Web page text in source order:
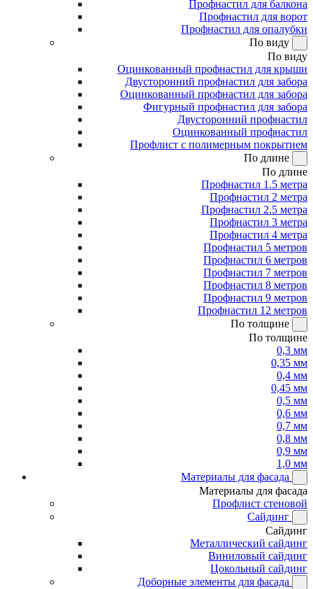
Профнастил для балкона
Профнастил для ворот
Профнастил для опалубки
По виду
По виду
Оцинкованный профнастил для крыши
Двусторонний профнастил для забора
Оцинкованный профнастил для забора
Фигурный профнастил для забора
Двусторонний профнастил
Оцинкованный профнастил
Профлист с полимерным покрытием
По длине
По длине
Профнастил 1.5 метра
Профнастил 2 метра
Профнастил 2.5 метра
Профнастил 3 метра
Профнастил 4 метра
Профнастил 5 метров
Профнастил 6 метров
Профнастил 7 метров
Профнастил 8 метров
Профнастил 9 метров
Профнастил 12 метров
По толщине
По толщине
0,3 мм
0,35 мм
0,4 мм
0,45 мм
0,5 мм
0,6 мм
0,7 мм
0,8 мм
0,9 мм
1,0 мм
Материалы для фасада
Материалы для фасада
Профлист стеновой
Сайдинг
Сайдинг
Металлический сайдинг
Виниловый сайдинг
Цокольный сайдинг
Доборные элементы для фасада